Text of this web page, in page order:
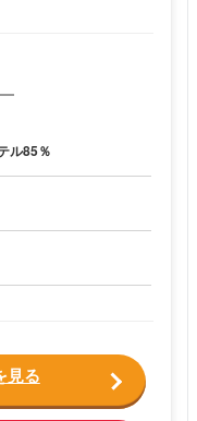
ル85％
見る